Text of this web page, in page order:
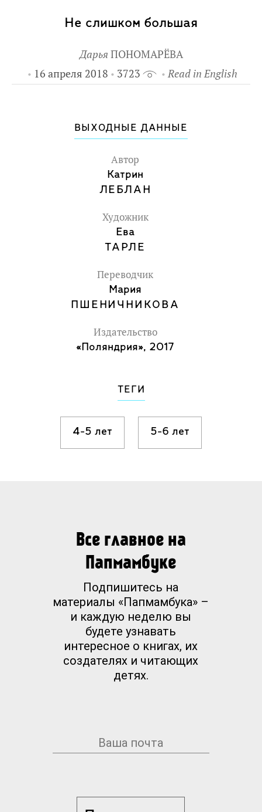
Не слишком большая
Дарья ПОНОМАРЁВА
16 апреля 2018
3723 Read in English
ВЫХОДНЫЕ ДАННЫЕ
Автор
Катрин
ЛЕБЛАН
Художник
Ева
ТАРЛЕ
Переводчик
Мария
ПШЕНИЧНИКОВА
Издательство
«Поляндрия», 2017
ТЕГИ
4-5 лет 5-6 лет
Все главное на
Папмамбуке
Подпишитесь на
материалы «Папмамбука» –
и каждую неделю вы
будете узнавать
интересное о книгах, их
создателях и читающих
детях.